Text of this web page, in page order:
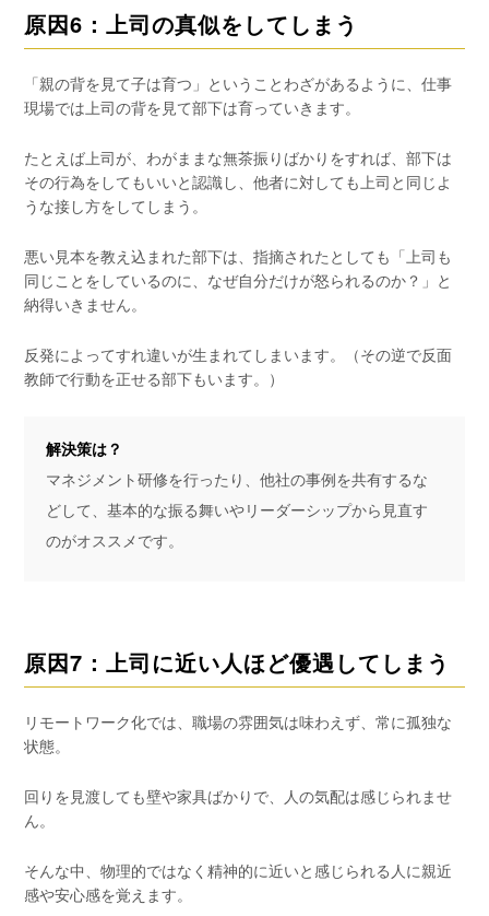
原因6：上司の真似をしてしまう
「親の背を見て子は育つ」ということわざがあるように、仕事
現場では上司の背を見て部下は育っていきます。
たとえば上司が、わがままな無茶振りばかりをすれば、部下は
その行為をしてもいいと認識し、他者に対しても上司と同じよ
うな接し方をしてしまう。
悪い見本を教え込まれた部下は、指摘されたとしても「上司も
同じことをしているのに、なぜ自分だけが怒られるのか？」と
納得いきません。
反発によってすれ違いが生まれてしまいます。（その逆で反面
教師で行動を正せる部下もいます。）
解決策は？
マネジメント研修を行ったり、他社の事例を共有するな
どして、基本的な振る舞いやリーダーシップから見直す
のがオススメです。
原因7：上司に近い人ほど優遇してしまう
リモートワーク化では、職場の雰囲気は味わえず、常に孤独な
状態。
回りを見渡しても壁や家具ばかりで、人の気配は感じられませ
ん。
そんな中、物理的ではなく精神的に近いと感じられる人に親近
感や安心感を覚えます。